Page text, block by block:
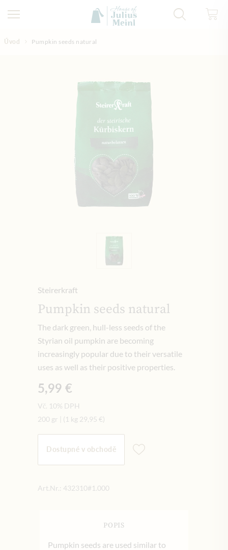
Úvod Pumpkin seeds natural
Steirerkraft
Pumpkin seeds natural
The dark green, hull-less seeds of the
Styrian oil pumpkin are becoming
increasingly popular due to their versatile
uses as well as their positive properties.
5,99 €
Vč. 10% DPH
200 gr
(1 kg 29,95 €)
Dostupné v obchodě
Art.Nr.: 432310#1.000
POPIS
Pumpkin seeds are used similar to